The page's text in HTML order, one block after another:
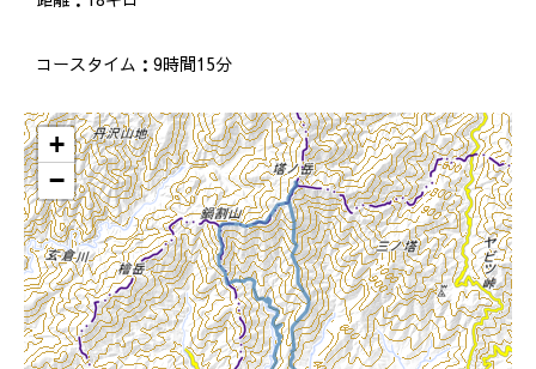
コースタイム：9時間15分
+
−